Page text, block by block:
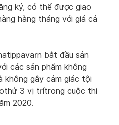
ký, có thể được giao
hàng tháng với giá cả
bắt đầu sản
các sản phẩm không
không gây cảm giác tội
3 vị trítrong cuộc thi
2020.